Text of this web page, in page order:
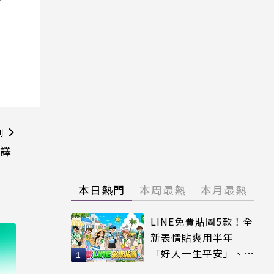
本日熱門 本周最熱 本月最熱
LINE免費貼圖5款！全
新表情貼爽用半年
「好人一生平安」、